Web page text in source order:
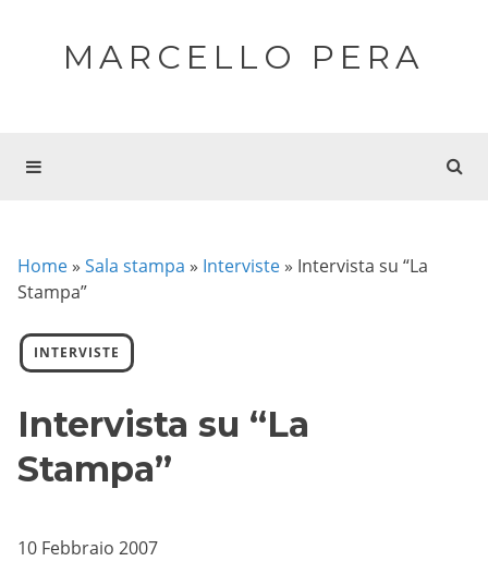
MARCELLO PERA
Home » Sala stampa » Interviste » Intervista su “La
Stampa”
INTERVISTE
Intervista su “La
Stampa”
10 Febbraio 2007